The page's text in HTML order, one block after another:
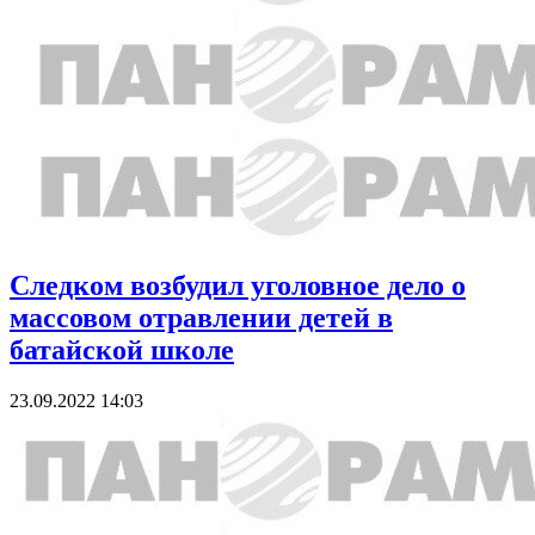
Следком возбудил уголовное дело о
массовом отравлении детей в
батайской школе
23.09.2022 14:03